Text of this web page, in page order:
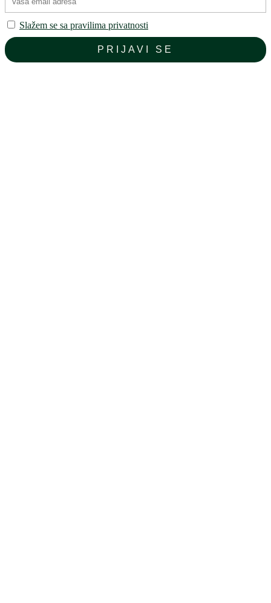
Slažem se sa pravilima privatnosti